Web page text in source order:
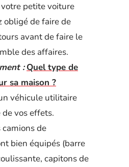
petite voiture
obligé de faire de
avant de faire le
des affaires.
: Quel type de
sa maison ?
véhicule utilitaire
vos effets.
de
bien équipés (barre
capitons de